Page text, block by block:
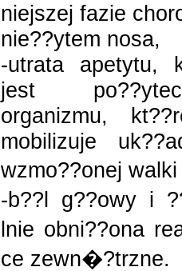
niejszej fazie
nie??ytem nosa,
-utrata apetytu,
jest
organizmu,
mobilizuje
wzmo??onej
-b??l g??owy i
lnie obni??ona
ce zewn�?trzne.